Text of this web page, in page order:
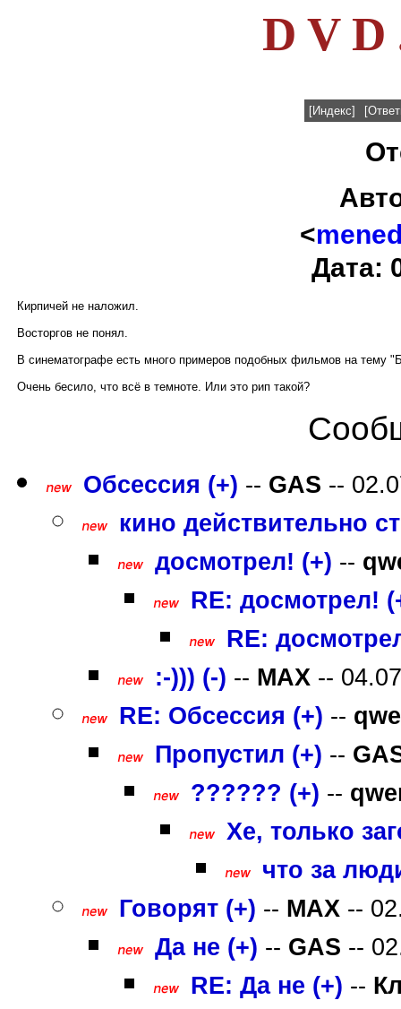
D V D
[Индекс]
<
Дата:
Кирпичей не наложил.
Восторгов не понял.
В синематографе есть много примеров подобных фильмов на тему
Очень бесило, что всё в темноте. Или это рип такой?
Обсессия (+) -- GAS --
кино действительно
досмотрел! (+) --
RE: досмотрел!
RE:
:-))) (-) -- MAX --
RE: Обсессия (+) --
Пропустил (+) --
?????? (+) --
Хе, только
что за
Говорят (+) -- MAX --
Да не (+) -- GAS --
RE: Да не (+) --